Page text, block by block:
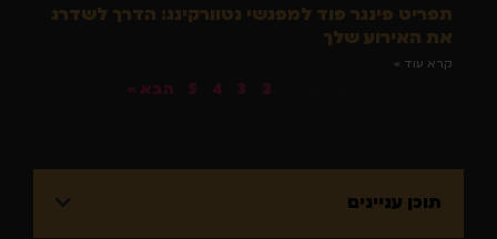
תפריט פינגר פוד למפגשי נטוורקינג: הדרך לשדרג
את האירוע שלך
קרא עוד »
2
3
4
5 הבא »
תוכן עניינים